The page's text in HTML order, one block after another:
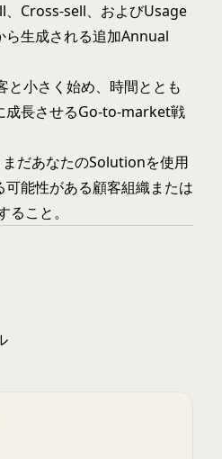
、Cross-sell、およびUsage
ら生成される追加Annual
と小さく始め、時間ととも
成長させるGo-to-market戦
まだあなたのSolutionを使用
可能性がある顧客組織または
こと。